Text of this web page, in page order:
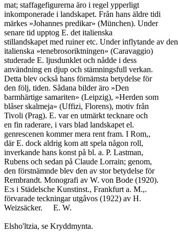
mat; staffagefigurerna äro i regel ypperligt
inkomponerade i landskapet. Från hans äldre tidi
märkes »Johannes predikar» (München). Under
senare tid upptog E. det italienska
stillandskapet med ruiner etc. Under inflytande av den
italienska »tenebrosoriktningen» (Caravaggio)
studerade E. ljusdunklet och nådde i dess
användning en djup och stämningsfull verkan.
Detta blev också hans förnämsta betydelse för
den följ, tiden. Sådana bilder äro »Den
barmhärtige samariten» (Leipzig), »Herden som
blåser skalmeja» (Uffizi, Florens), motiv från
Tivoli (Prag). E. var en utmärkt tecknare och
en fin raderare, i vars blad landskapet el.
genrescenen kommer mera rent fram. I Rom,,
där E. dock aldrig kom att spela någon roll,
inverkande hans konst på bl. a. P. Lastman,
Rubens och sedan på Claude Lorrain; genom,
den förstnämnde blev den av stor betydelse för
Rembrandt. Monografi av W. von Bode (1920).
E:s i Städelsche Kunstinst., Frankfurt a. M.,.
förvarade teckningar utgåvos (1922) av H.
Weizsäcker.	E. W.
Elsho'ltzia, se Kryddmynta.